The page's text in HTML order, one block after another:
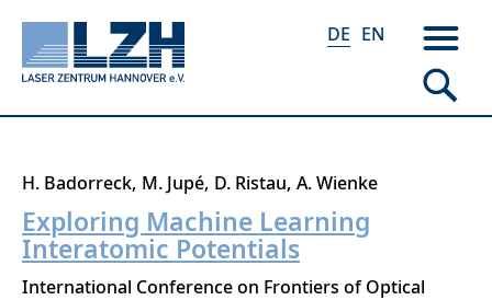
Direkt
zum
Inhalt
DE EN
H. Badorreck M. Jupé D. Ristau A. Wienke
Exploring Machine Learning
Interatomic Potentials
International Conference on Frontiers of Optical